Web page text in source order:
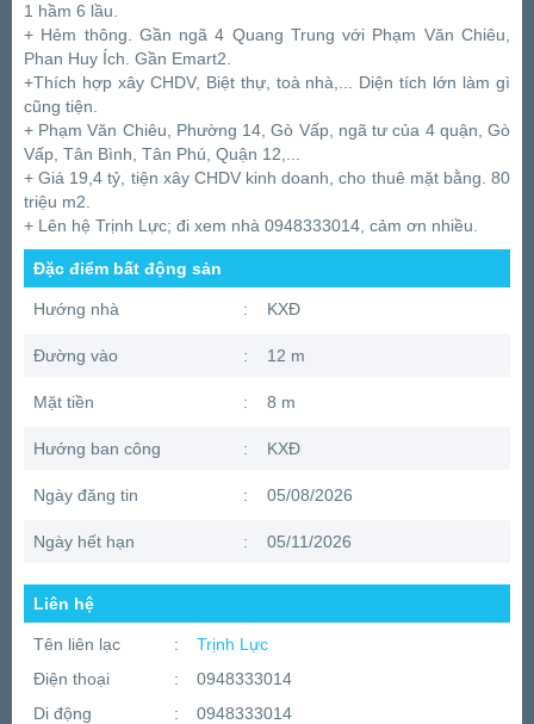
1 hầm 6 lầu.
+ Hẻm thông. Gần ngã 4 Quang Trung với Phạm Văn Chiêu,
Phan Huy Ích. Gần Emart2.
+Thích hợp xây CHDV, Biệt thự, toà nhà,... Diện tích lớn làm gì
cũng tiện.
+ Phạm Văn Chiêu, Phường 14, Gò Vấp, ngã tư của 4 quận, Gò
Vấp, Tân Bình, Tân Phú, Quận 12,...
+ Giá 19,4 tỷ, tiện xây CHDV kinh doanh, cho thuê mặt bằng. 80
triệu m2.
+ Lên hệ Trịnh Lực; đi xem nhà 0948333014, cảm ơn nhiều.
Đặc điểm bất động sản
Hướng nhà : KXĐ
Đường vào : 12 m
Mặt tiền : 8 m
Hướng ban công : KXĐ
Ngày đăng tin : 05/08/2026
Ngày hết hạn : 05/11/2026
Liên hệ
Tên liên lạc :
Trịnh Lực
Điện thoại
:
0948333014
Di động
:
0948333014